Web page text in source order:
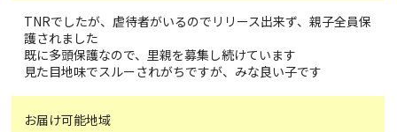
TNRでしたが、虐待者がいるのでリリース出来ず、親子全員保
護されました
既に多頭保護なので、里親を募集し続けています
見た目地味でスルーされがちですが、みな良い子です
お届け可能地域